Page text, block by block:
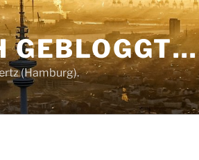
GEBLOGGT…
(Hamburg).